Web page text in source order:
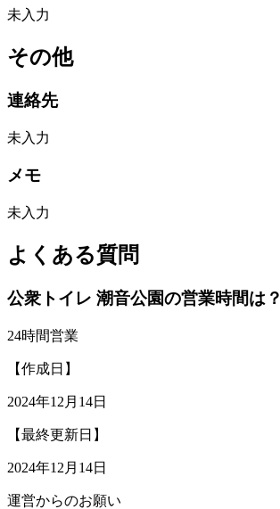
未入力
その他
連絡先
未入力
メモ
未入力
よくある質問
公衆トイレ 潮音公園の営業時間は？
24時間営業
【作成日】
2024年12月14日
【最終更新日】
2024年12月14日
運営からのお願い